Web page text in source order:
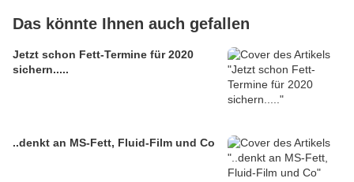
Das könnte Ihnen auch gefallen
Jetzt schon Fett-Termine für 2020
sichern.....
..denkt an MS-Fett, Fluid-Film und Co